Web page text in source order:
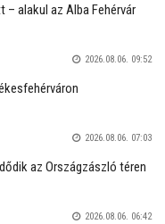
alakul az Alba Fehérvár
2026.08.06. 09:52
2026.08.06. 07:03
az Országzászló téren
2026.08.06. 06:42